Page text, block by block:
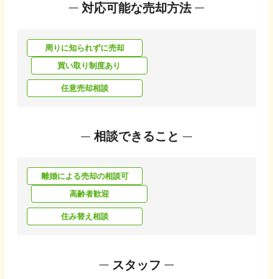
対応可能な売却方法
周りに知られずに売却
買い取り制度あり
任意売却相談
相談できること
離婚による売却の相談可
高齢者歓迎
住み替え相談
スタッフ